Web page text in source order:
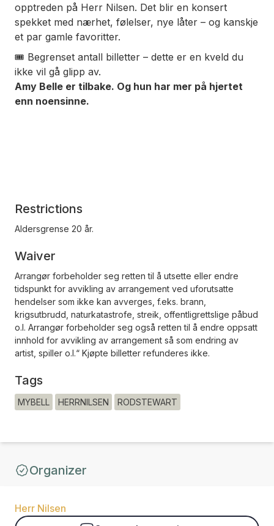
opptreden på Herr Nilsen. Det blir en konsert
spekket med nærhet, følelser, nye låter – og kanskje
et par gamle favoritter.
🎟️ Begrenset antall billetter – dette er en kveld du
ikke vil gå glipp av.
Amy Belle er tilbake. Og hun har mer på hjertet
enn noensinne.
Restrictions
Aldersgrense 20 år.
Waiver
Arrangør forbeholder seg retten til å utsette eller endre
tidspunkt for avvikling av arrangement ved uforutsatte
hendelser som ikke kan avverges, f.eks. brann,
krigsutbrudd, naturkatastrofe, streik, offentligrettslige påbud
o.l. Arrangør forbeholder seg også retten til å endre oppsatt
innhold for avvikling av arrangement så som endring av
artist, spiller o.l.“ Kjøpte billetter refunderes ikke.
Tags
MYBELL HERRNILSEN RODSTEWART
Organizer
Herr Nilsen